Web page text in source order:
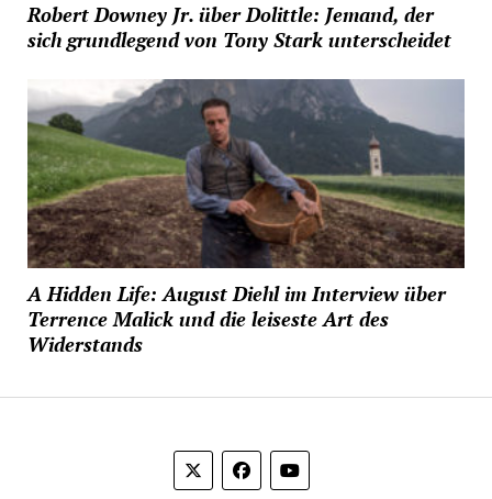
Robert Downey Jr. über Dolittle: Jemand, der
sich grundlegend von Tony Stark unterscheidet
A Hidden Life: August Diehl im Interview über
Terrence Malick und die leiseste Art des
Widerstands